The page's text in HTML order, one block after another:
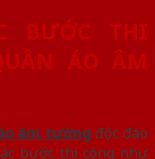
BƯỚC THI
ÁO ÂM
âm tường độc đáo
bước thi công như